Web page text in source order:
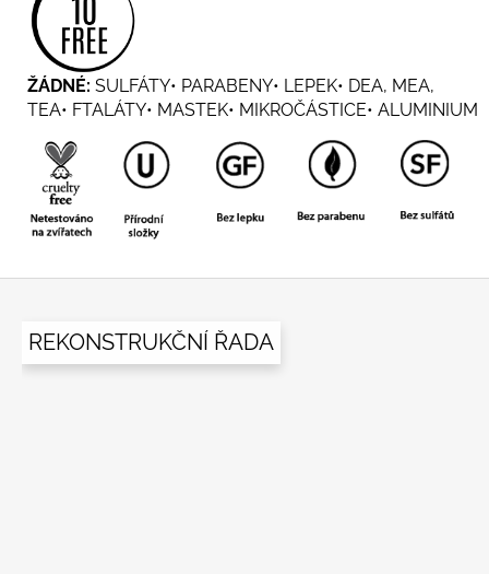
ŽÁDNÉ: SULFÁTY• PARABENY• LEPEK• DEA, MEA,
TEA• FTALÁTY• MASTEK• MIKROČÁSTICE• ALUMINIUM
REKONSTRUKČNÍ ŘADA